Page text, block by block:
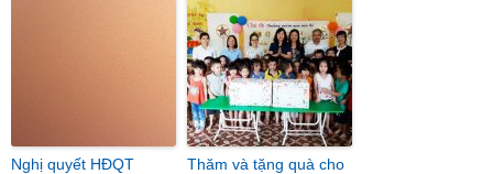
Nghị quyết HĐQT
Thăm và tặng quà cho